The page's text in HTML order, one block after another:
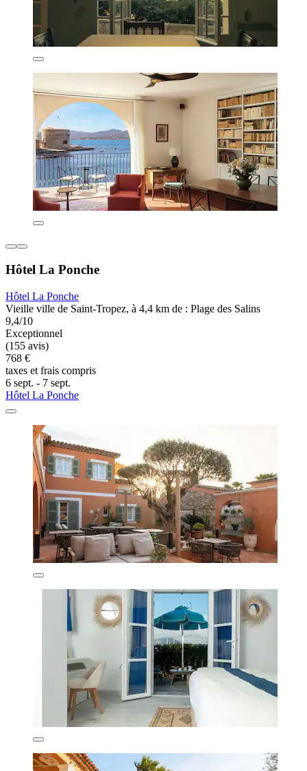
Hôtel La Ponche
Hôtel La Ponche
Vieille ville de Saint-Tropez, à 4,4 km de : Plage des Salins
9,4/10
Exceptionnel
(155 avis)
768 €
taxes et frais compris
6 sept. - 7 sept.
Hôtel La Ponche